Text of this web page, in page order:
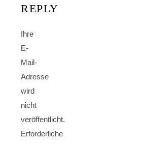
REPLY
Ihre
E-
Mail-
Adresse
wird
nicht
veröffentlicht.
Erforderliche